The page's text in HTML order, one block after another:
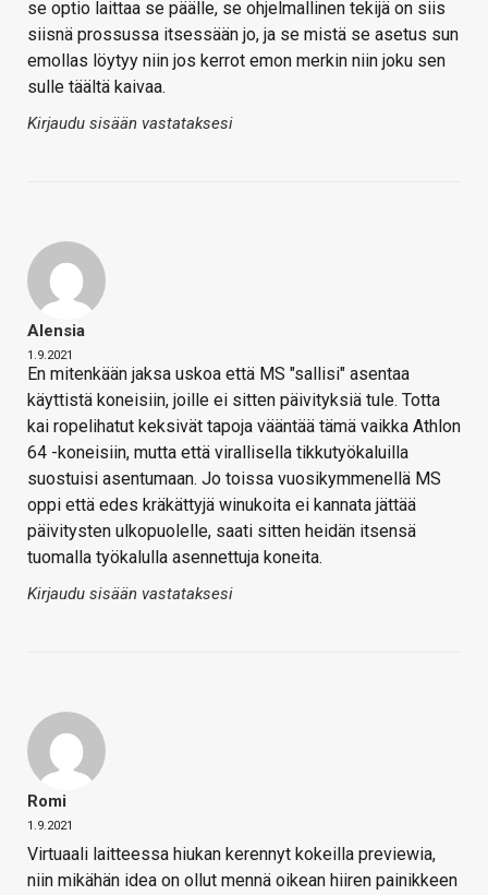
se optio laittaa se päälle, se ohjelmallinen tekijä on siis
siisnä prossussa itsessään jo, ja se mistä se asetus sun
emollas löytyy niin jos kerrot emon merkin niin joku sen
sulle täältä kaivaa.
Kirjaudu sisään vastataksesi
Alensia
1.9.2021
En mitenkään jaksa uskoa että MS "sallisi" asentaa
käyttistä koneisiin, joille ei sitten päivityksiä tule. Totta
kai ropelihatut keksivät tapoja vääntää tämä vaikka Athlon
64 -koneisiin, mutta että virallisella tikkutyökaluilla
suostuisi asentumaan. Jo toissa vuosikymmenellä MS
oppi että edes kräkättyjä winukoita ei kannata jättää
päivitysten ulkopuolelle, saati sitten heidän itsensä
tuomalla työkalulla asennettuja koneita.
Kirjaudu sisään vastataksesi
Romi
1.9.2021
Virtuaali laitteessa hiukan kerennyt kokeilla previewia,
niin mikähän idea on ollut mennä oikean hiiren painikkeen